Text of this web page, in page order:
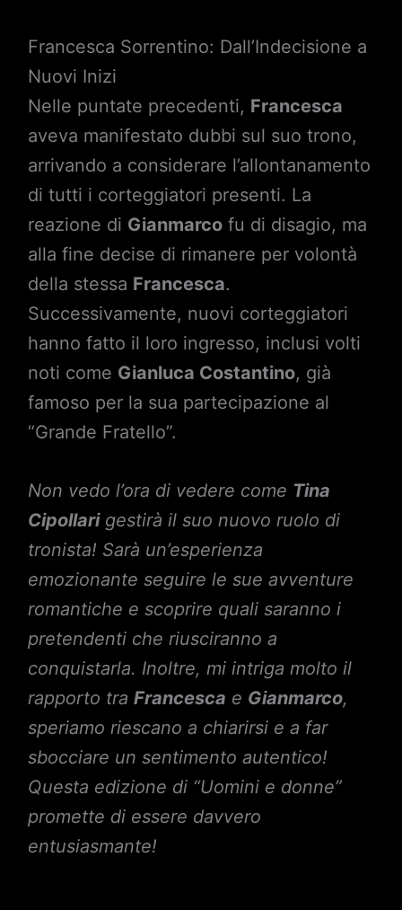
Francesca Sorrentino: Dall’Indecisione a
Nuovi Inizi
Nelle puntate precedenti, Francesca
aveva manifestato dubbi sul suo trono,
arrivando a considerare l’allontanamento
di tutti i corteggiatori presenti. La
reazione di Gianmarcofu di disagio, ma
alla fine decise di rimanere per volontà
della stessa Francesca.
Successivamente, nuovi corteggiatori
hanno fatto il loro ingresso, inclusi volti
noti come Gianluca Costantino, già
famoso per la sua partecipazione al
“Grande Fratello”.
Non vedo l’ora di vedere come Tina
Cipollarigestirà il suo nuovo ruolo di
tronista! Sarà un’esperienza
emozionante seguire le sue avventure
romantiche e scoprire quali saranno i
pretendenti che riusciranno a
conquistarla. Inoltre, mi intriga molto il
rapporto tra Francesca e Gianmarco,
speriamo riescano a chiarirsi e a far
sbocciare un sentimento autentico!
Questa edizione di “Uomini e donne”
promette di essere davvero
entusiasmante!